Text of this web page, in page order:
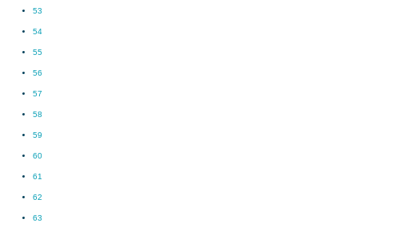
53
54
55
56
57
58
59
60
61
62
63